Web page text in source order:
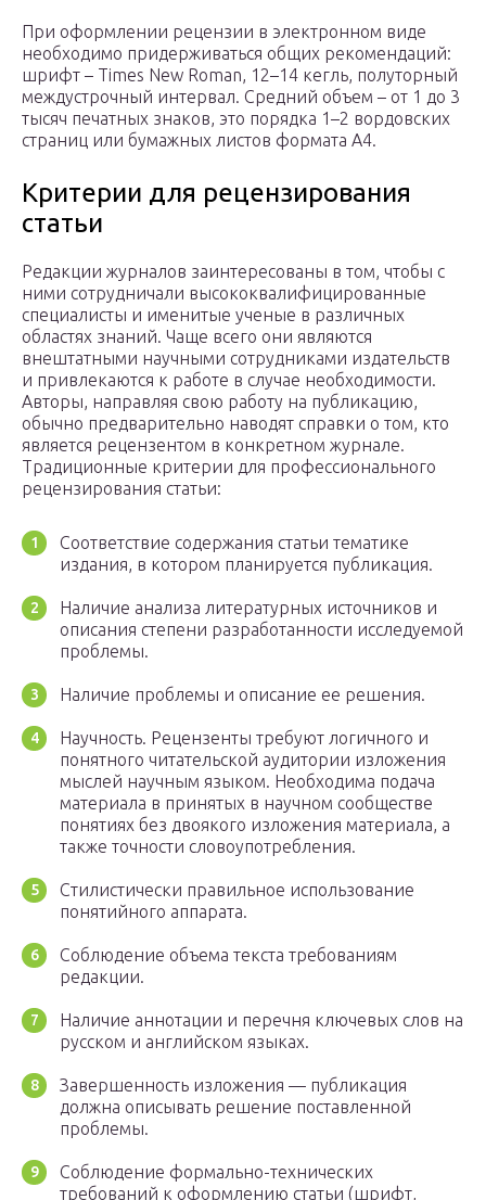
При оформлении рецензии в электронном виде
необходимо придерживаться общих рекомендаций:
шрифт – Times New Roman, 12–14 кегль, полуторный
междустрочный интервал. Средний объем – от 1 до 3
тысяч печатных знаков, это порядка 1–2 вордовских
страниц или бумажных листов формата А4.
Критерии для рецензирования
статьи
Редакции журналов заинтересованы в том, чтобы с
ними сотрудничали высококвалифицированные
специалисты и именитые ученые в различных
областях знаний. Чаще всего они являются
внештатными научными сотрудниками издательств
и привлекаются к работе в случае необходимости.
Авторы, направляя свою работу на публикацию,
обычно предварительно наводят справки о том, кто
является рецензентом в конкретном журнале.
Традиционные критерии для профессионального
рецензирования статьи:
Соответствие содержания статьи тематике
издания, в котором планируется публикация.
Наличие анализа литературных источников и
описания степени разработанности исследуемой
проблемы.
Наличие проблемы и описание ее решения.
Научность. Рецензенты требуют логичного и
понятного читательской аудитории изложения
мыслей научным языком. Необходима подача
материала в принятых в научном сообществе
понятиях без двоякого изложения материала, а
также точности словоупотребления.
Стилистически правильное использование
понятийного аппарата.
Соблюдение объема текста требованиям
редакции.
Наличие аннотации и перечня ключевых слов на
русском и английском языках.
Завершенность изложения — публикация
должна описывать решение поставленной
проблемы.
Соблюдение формально-технических
требований к оформлению статьи (шрифт,